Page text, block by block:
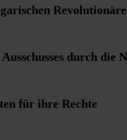
durch die
für ihre Rechte